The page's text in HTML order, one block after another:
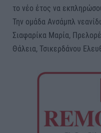
το νέο έτος να
Την ομάδα Ανσάμπλ
Σιαφαρίκα Μαρία,
Θάλεια, Τσικερδάνου